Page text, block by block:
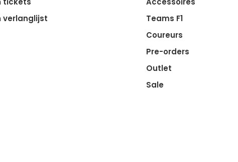
verlanglijst
Teams F1
Coureurs
Pre-orders
Outlet
Sale